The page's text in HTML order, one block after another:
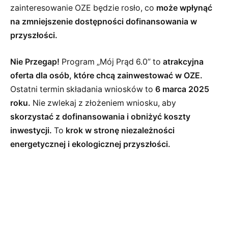
zainteresowanie OZE będzie rosło, co może wpłynąć
na zmniejszenie dostępności dofinansowania w
przyszłości.
Nie Przegap! Program „Mój Prąd 6.0” to atrakcyjna
oferta dla osób, które chcą zainwestować w OZE.
Ostatni termin składania wniosków to 6 marca 2025
roku. Nie zwlekaj z złożeniem wniosku, aby
skorzystać z dofinansowania i obniżyć koszty
inwestycji. To krok w stronę niezależności
energetycznej i ekologicznej przyszłości.